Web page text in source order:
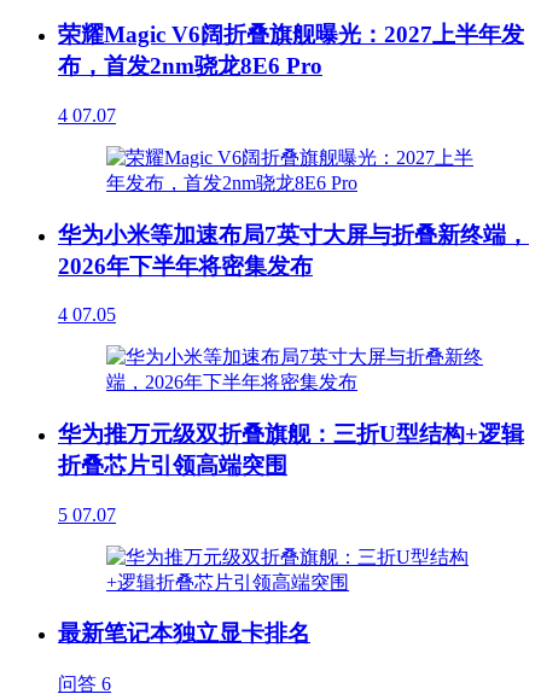
荣耀Magic V6阔折叠旗舰曝光：2027上半年发
布，首发2nm骁龙8E6 Pro
4 07.07
华为小米等加速布局7英寸大屏与折叠新终端，
2026年下半年将密集发布
4 07.05
华为推万元级双折叠旗舰：三折U型结构+逻辑
折叠芯片引领高端突围
5 07.07
最新笔记本独立显卡排名
问答 6